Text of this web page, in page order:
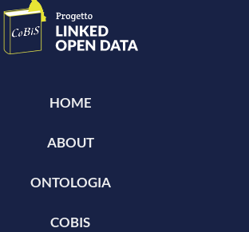
HOME
ABOUT
ONTOLOGIA
COBIS